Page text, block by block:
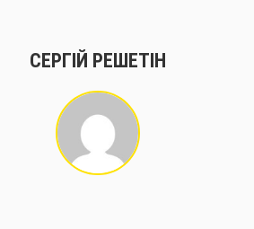
СЕРГІЙ РЕШЕТІН